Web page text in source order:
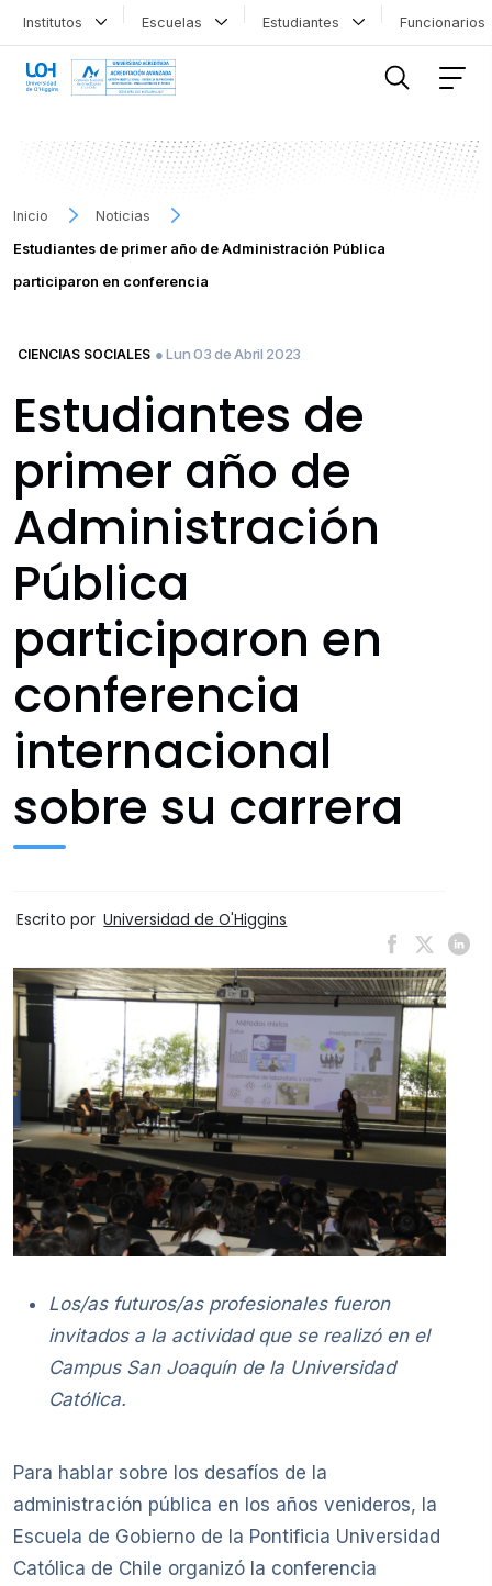
Institutos Escuelas Estudiantes
Inicio
Noticias
Estudiantes de primer año de Administración Pública
participaron en conferencia
CIENCIAS SOCIALES ● Lun 03 de Abril 2023
Estudiantes de
primer año de
Administración
Pública
participaron en
conferencia
internacional
sobre su carrera
Escrito por Universidad de O'Higgins
Los/as futuros/as profesionales fueron
invitados a la actividad que se realizó en el
Campus San Joaquín de la Universidad
Católica.
Para hablar sobre los desafíos de la
administración pública en los años venideros, la
Escuela de Gobierno de la Pontificia Universidad
Católica de Chile organizó la conferencia